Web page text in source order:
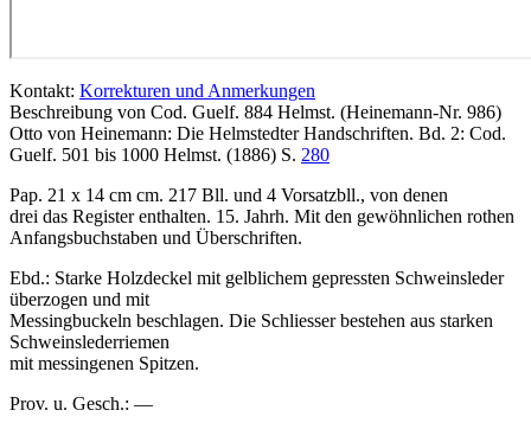
Kontakt: Korrekturen und Anmerkungen
Beschreibung von Cod. Guelf. 884 Helmst. (Heinemann-Nr. 986)
Otto von Heinemann: Die Helmstedter Handschriften. Bd. 2: Cod.
Guelf. 501 bis 1000 Helmst. (1886) S. 280
Pap. 21 x 14 cm cm. 217 Bll. und 4 Vorsatzbll., von denen
drei das Register enthalten. 15. Jahrh. Mit den gewöhnlichen rothen
Anfangsbuchstaben und Überschriften.
Ebd.: Starke Holzdeckel mit gelblichem gepressten Schweinsleder
überzogen und mit
Messingbuckeln beschlagen. Die Schliesser bestehen aus starken
Schweinslederriemen
mit messingenen Spitzen.
Prov. u. Gesch.: —